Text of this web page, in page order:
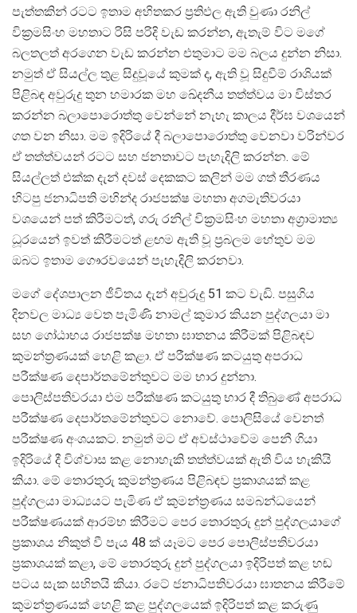
පැත්තකින් රටට ඉතාම අහිතකර ප‍්‍රතිඵල ඇති වුණා රනිල්
වික‍්‍රමසිංහ මහතාට රිසි පරිදි වැඩ කරන්න, ඇතැම් විට මගේ
බලතලත් අරගෙන වැඩ කරන්න එතුමාට මම බලය දුන්න නිසා.
නමුත් ඒ සියල්ල තුළ සිදුවූයේ කුමක් ද, ඇති වූ සිදුවීම් රාශියක්
පිළිබඳ අවුරුදු තුන හමාරක මහ ඛේදනීය තත්ත්වය මා විස්තර
කරන්න බලාපොරොත්තු වෙන්නේ නැහැ කාලය දීර්ඝ වශයෙන්
ගත වන නිසා. මම ඉදිරියේ දී බලාපොරොත්තු වෙනවා වරින්වර
ඒ තත්ත්වයන් රටට සහ ජනතාවට පැහැදිලි කරන්න. මේ
සියල්ලත් එක්ක දැන් දවස් දෙකකට කලින් මම ගත් තීරණය
හිටපු ජනාධිපති මහින්ද රාජපක්ෂ මහතා අගමැතිවරයා
වශයෙන් පත් කිරීමටත්, ගරු රනිල් වික‍්‍රමසිංහ මහතා අග‍්‍රාමාත්‍ය
ධූරයෙන් ඉවත් කිරීමටත් ළඟම ඇති වූ ප‍්‍රබලම හේතුව මම
ඔබට ඉතාම ගෞරවයෙන් පැහැදිලි කරනවා.
මගේ දේශපාලන ජීවිතය දැන් අවුරුදු 51 කට වැඩි. පසුගිය
දිනවල මාධ්‍ය වෙත පැමිණි නාමල් කුමාර කියන පුද්ගලයා මා
සහ ගෝඨාභය රාජපක්ෂ මහතා ඝාතනය කිරීමක් පිළිබඳව
කුමන්ත‍්‍රණයක් හෙළි කළා. ඒ පරීක්ෂණ කටයුතු අපරාධ
පරීක්ෂණ දෙපාර්තමේන්තුවට මම භාර දුන්නා.
පොලිස්පතිවරයා එම පරීක්ෂණ කටයුතු භාර දී තිබුණේ අපරාධ
පරීක්ෂණ දෙපාර්තමේන්තුවට නොවේ. පොලිසියේ වෙනත්
පරීක්ෂණ අංශයකට. නමුත් මට ඒ අවස්ථාවේම පෙනී ගියා
ඉදිරියේ දී විශ්වාස කළ නොහැකි තත්ත්වයක් ඇති විය හැකියි
කියා. මේ තොරතුරු කුමන්ත‍්‍රණය පිළිබඳව ප‍්‍රකාශයක් කළ
පුද්ගලයා මාධ්‍යයට පැමිණ ඒ කුමන්ත‍්‍රණය සමබන්ධයෙන්
පරීක්ෂණයක් ආරම්භ කිරීමට පෙර තොරතුරු දුන් පුද්ගලයාගේ
ප‍්‍රකාශය නිකුත් වී පැය 48 ක් යෑමට පෙර පොලිස්පතිවරයා
ප‍්‍රකාශයක් කළා, මේ තොරතුරු දුන් පුද්ගලයා ඉදිරිපත් කළ හඬ
පටය සැක සහිතයි කියා. රටේ ජනාධිපතිවරයා ඝාතනය කිරීමේ
කුමන්ත‍්‍රණයක් හෙළි කළ පුද්ගලයෙක් ඉදිරිපත් කළ කරුණු